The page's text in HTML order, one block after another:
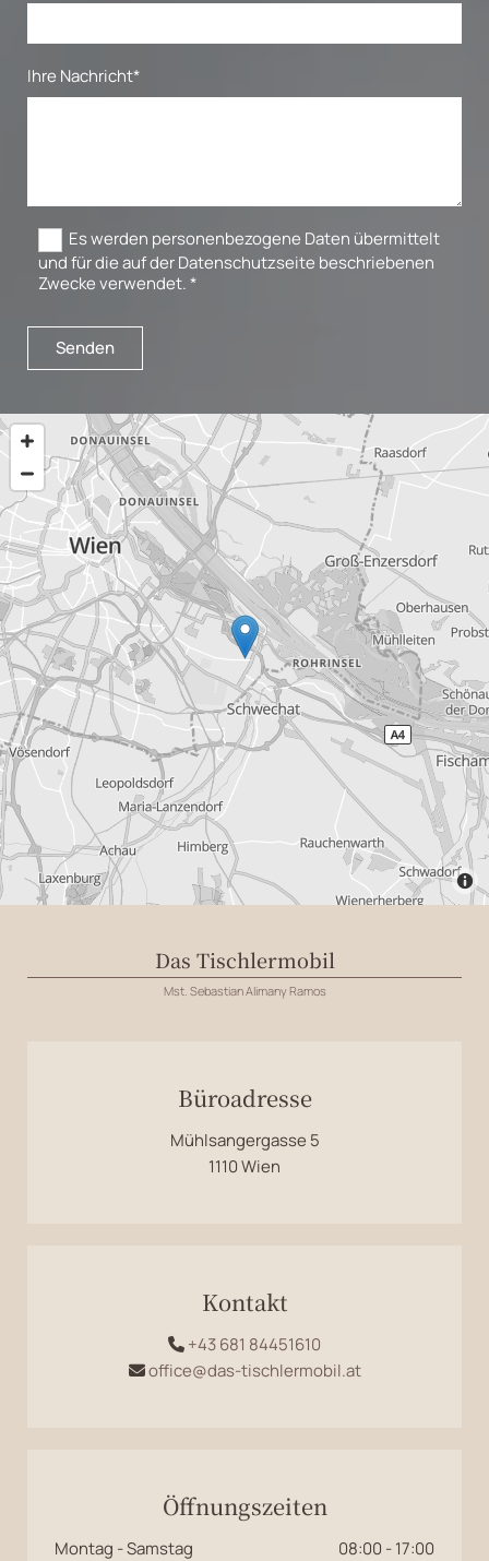
Ihre Nachricht*
Es werden personenbezogene Daten übermittelt
und für die auf der Datenschutzseite beschriebenen
Zwecke verwendet. *
Das Tischlermobil
Mst. Sebastian Alimany Ramos
Büroadresse
Mühlsangergasse 5
1110 Wien
Kontakt
 +43 681 84451610
 office@das-tischlermobil.at
Öffnungszeiten
Montag - Samstag 08:00 - 17:00